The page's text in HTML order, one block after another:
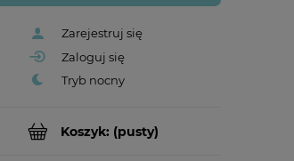
Zarejestruj się
Zaloguj się
Koszyk: (pusty)